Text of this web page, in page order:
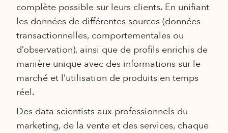
complète possible sur leurs clients. En unifiant
les données de différentes sources (données
transactionnelles, comportementales ou
d’observation), ainsi que de profils enrichis de
manière unique avec des informations sur le
marché et l’utilisation de produits en temps
réel.
Des data scientists aux professionnels du
marketing, de la vente et des services, chaque